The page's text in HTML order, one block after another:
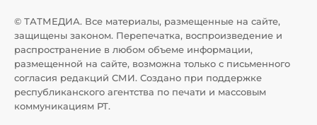
© ТАТМЕДИА. Все материалы, размещенные на сайте,
защищены законом. Перепечатка, воспроизведение и
распространение в любом объеме информации,
размещенной на сайте, возможна только с письменного
согласия редакций СМИ. Создано при поддержке
республиканского агентства по печати и массовым
коммуникациям РТ.